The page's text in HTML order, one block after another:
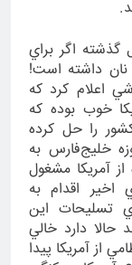
اگر براي
نان داشته است!
اعلام كرد كه
خوب بوده كه
را حل كرده
خليج‌فارس به
آمريكا مشغول
اخير اقدام به
تسليحات اين
دارد خالي
از آمريكا پيدا